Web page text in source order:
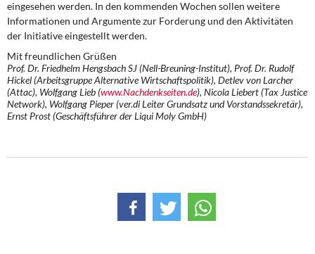
eingesehen werden. In den kommenden Wochen sollen weitere
Informationen und Argumente zur Forderung und den Aktivitäten
der Initiative eingestellt werden.
Mit freundlichen Grüßen
Prof. Dr. Friedhelm Hengsbach SJ (Nell-Breuning-Institut), Prof. Dr. Rudolf
Hickel (Arbeitsgruppe Alternative Wirtschaftspolitik), Detlev von Larcher
(Attac), Wolfgang Lieb (www.Nachdenkseiten.de), Nicola Liebert (Tax Justice
Network), Wolfgang Pieper (ver.di Leiter Grundsatz und Vorstandssekretär),
Ernst Prost (Geschäftsführer der Liqui Moly GmbH)